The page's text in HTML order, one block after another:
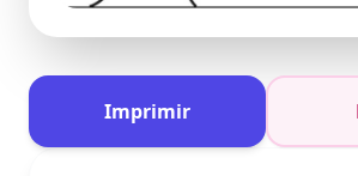
Imprimir